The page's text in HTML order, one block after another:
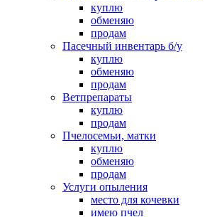
куплю
обменяю
продам
Пасечный инвентарь б/у
куплю
обменяю
продам
Ветпрепараты
куплю
продам
Пчелосемьи, матки
куплю
обменяю
продам
Услуги опыления
место для кочевки
имею пчел